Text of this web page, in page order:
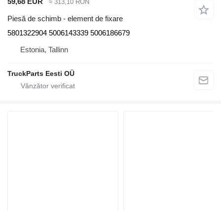
≈ 313,10 RON
Piesă de schimb - element de fixare
5801322904 5006143339 5006186679
Estonia, Tallinn
TruckParts Eesti OÜ